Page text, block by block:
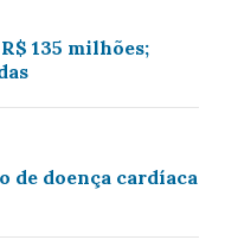
135 milhões;
de doença cardíaca